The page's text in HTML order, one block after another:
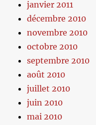
janvier 2011
décembre 2010
novembre 2010
octobre 2010
septembre 2010
août 2010
juillet 2010
juin 2010
mai 2010